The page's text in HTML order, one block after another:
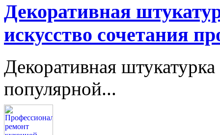
Декоративная
искусство сочетания
Декоративная
популярной...